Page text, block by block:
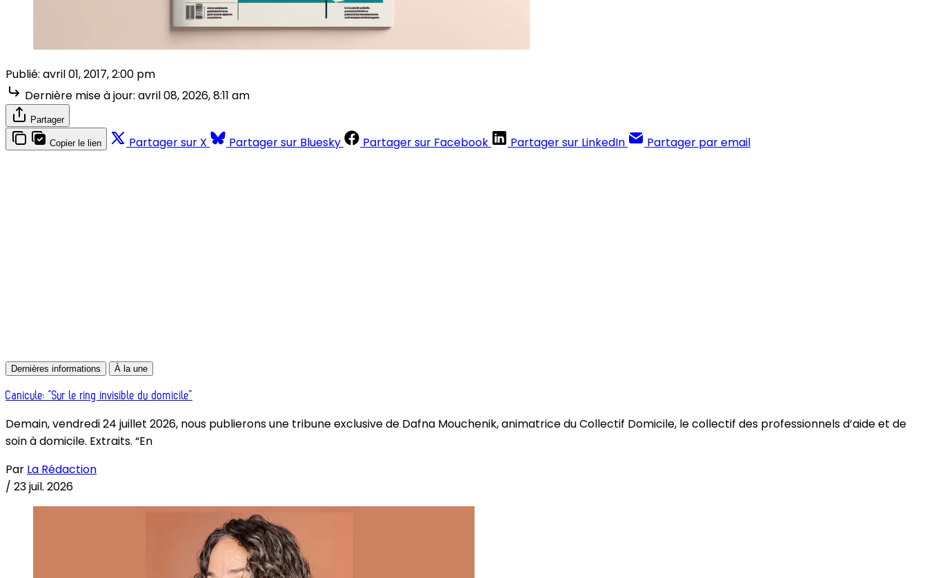
Publié: avril 01, 2017, 2:00 pm
Dernière mise à jour: avril 08, 2026, 8:11 am
Partager
Copier le lien Partager sur X Partager sur Bluesky Partager sur Facebook Partager sur LinkedIn Partager par email
Dernières informations À la une
Canicule: “Sur le ring invisible du domicile”
Demain, vendredi 24 juillet 2026, nous publierons une tribune exclusive de Dafna Mouchenik, animatrice du Collectif Domicile, le collectif des professionnels d’aide et de
soin à domicile. Extraits. “En
Par La Rédaction
/ 23 juil. 2026